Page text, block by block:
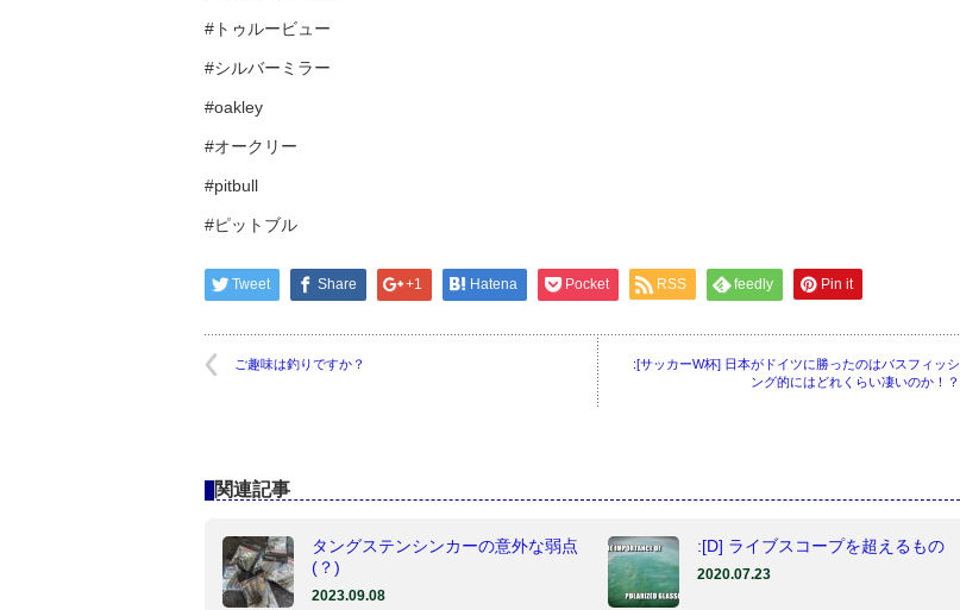
#トゥルービュー
#シルバーミラー
#oakley
#オークリー
#pitbull
#ピットブル
Tweet Share +1 Hatena Pocket RSS feedly Pin it
ご趣味は釣りですか？
:[サッカーW杯] 日本がドイツに勝ったのはバスフィッシ
ング的にはどれくらい凄いのか！？
関連記事
タングステンシンカーの意外な弱点
(？)
2023.09.08
:[D] ライブスコープを超えるもの
2020.07.23